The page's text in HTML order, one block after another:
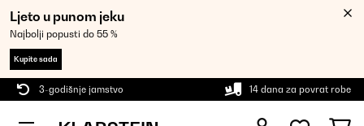
Ljeto u punom jeku
Najbolji popusti do 55 %
Kupite sada
3-godišnje jamstvo 14 dana za povrat robe